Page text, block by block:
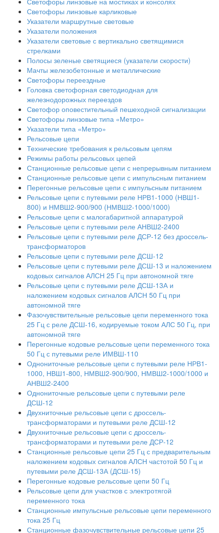
Светофоры линзовые карликовые
Указатели маршрутные световые
Указатели положения
Указатели световые с вертикально светящимися
стрелками
Полосы зеленые светящиеся (указатели скорости)
Мачты железобетонные и металлические
Светофоры переездные
Головка светофорная светодиодная для
железнодорожных переездов
Светофор оповестительный пешеходной сигнализации
Светофоры линзовые типа «Метро»
Указатели типа «Метро»
Рельсовые цепи
Технические требования к рельсовым цепям
Режимы работы рельсовых цепей
Станционные рельсовые цепи с непрерывным питанием
Станционные рельсовые цепи с импульсным питанием
Перегонные рельсовые цепи с импульсным питанием
Рельсовые цепи с путевыми реле НРВ1-1000 (НВШ1-
800) и НМВШ2-900/900 (НМВШ2-1000/1000)
Рельсовые цепи с малогабаритной аппаратурой
Рельсовые цепи с путевыми реле АНВШ2-2400
Рельсовые цепи с путевыми реле ДСР-12 без дроссель-
трансформаторов
Рельсовые цепи с путевыми реле ДСШ-12
Рельсовые цепи с путевыми реле ДСШ-13 и наложением
кодовых сигналов АЛСН 25 Гц при автономной тяге
Рельсовые цепи с путевыми реле ДСШ-13А и
наложением кодовых сигналов АЛСН 50 Гц при
автономной тяге
Фазочувствительные рельсовые цепи переменного тока
25 Гц с реле ДСШ-16, кодируемые током АЛС 50 Гц, при
автономной тяге
Перегонные кодовые рельсовые цепи переменного тока
50 Гц с путевыми реле ИМВШ-110
Однониточные рельсовые цепи с путевыми реле НРВ1-
1000, НВШ1-800, НМВШ2-900/900, НМВШ2-1000/1000 и
АНВШ2-2400
Однониточные рельсовые цепи с путевыми реле
ДСШ-12
Двухниточные рельсовые цепи с дроссель-
трансформаторами и путевыми реле ДСШ-12
Двухниточные рельсовые цепи с дроссель-
трансформаторами и путевыми реле ДСР-12
Станционные рельсовые цепи 25 Гц с предварительным
наложением кодовых сигналов АЛСН частотой 50 Гц и
путевыми реле ДСШ-13А (ДСШ-15)
Перегонные кодовые рельсовые цепи 50 Гц
Рельсовые цепи для участков с электротягой
переменного тока
Станционные импульсные рельсовые цепи переменного
тока 25 Гц
Станционные фазочувствительные рельсовые цепи 25